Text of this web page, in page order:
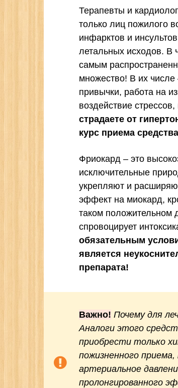
Терапевты и
только лиц пожилого
инфарктов и
летальных исходов. В
самым
множество! В их числе
привычки, работа на
воздействие
страдаете от
курс приема
Фриокард – это
исключительные
укрепляют и
эффект на миокард,
таком положительном
спровоцирует
обязательным
является
препарата!
Важно! Почему для
Аналоги этого
приобрести только
пожизненного
артериальное
пролонгированного